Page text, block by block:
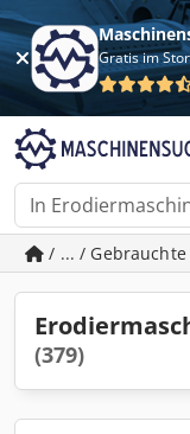
Gratis im
/ ... /
(379)